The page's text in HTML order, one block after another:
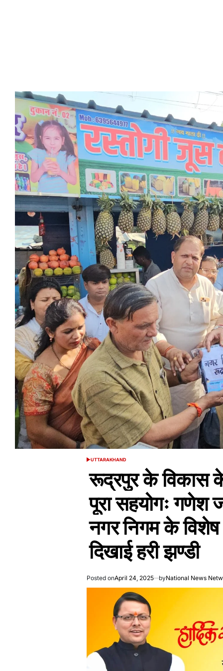
POSTED
UTTARAKHAND
रूद्रपुर के विकास
पूरा सहयोगः गणेश
नगर निगम के
दिखाई हरी झण्डी
Posted onApril 24, 2025 byNational News